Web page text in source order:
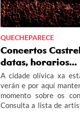
QUECHEPARECE
Concertos
datas, horarios…
A cidade olívica xa
verán e por aquí
momento sobre os
Consulta a lista de